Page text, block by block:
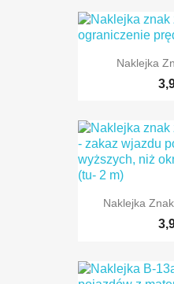
Naklejka
Naklejka